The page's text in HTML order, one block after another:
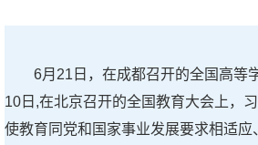
6月21日，在成都召开的全国高等
10日,在北京召开的全国教育大会上，
使教育同党和国家事业发展要求相适